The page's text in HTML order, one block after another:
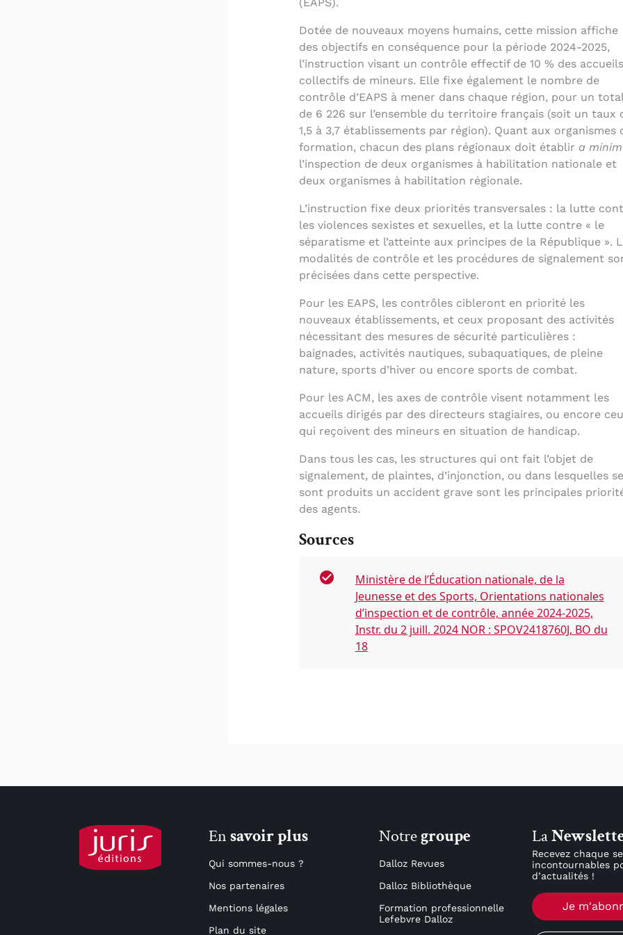
Dotée de nouveaux moyens humains, cette mission affiche
des objectifs en conséquence pour la période 2024-2025,
l’instruction visant un contrôle effectif de 10 % des accueils
collectifs de mineurs. Elle fixe également le nombre de
contrôle d’EAPS à mener dans chaque région, pour un total
de 6 226 sur l’ensemble du territoire français (soit un taux
1,5 à 3,7 établissements par région). Quant aux organismes
formation, chacun des plans régionaux doit établir a
l’inspection de deux organismes à habilitation nationale et
deux organismes à habilitation régionale.
L’instruction fixe deux priorités transversales : la lutte
les violences sexistes et sexuelles, et la lutte contre « le
séparatisme et l’atteinte aux principes de la République ».
modalités de contrôle et les procédures de signalement
précisées dans cette perspective.
Pour les EAPS, les contrôles cibleront en priorité les
nouveaux établissements, et ceux proposant des activités
nécessitant des mesures de sécurité particulières :
baignades, activités nautiques, subaquatiques, de pleine
nature, sports d’hiver ou encore sports de combat.
Pour les ACM, les axes de contrôle visent notamment les
accueils dirigés par des directeurs stagiaires, ou encore
qui reçoivent des mineurs en situation de handicap.
Dans tous les cas, les structures qui ont fait l’objet de
signalement, de plaintes, d’injonction, ou dans lesquelles se
sont produits un accident grave sont les principales
des agents.
Sources
Ministère de l’Éducation nationale, de la
Jeunesse et des Sports, Orientations nationales
d’inspection et de contrôle, année 2024-2025,
Instr. du 2 juill. 2024 NOR : SPOV2418760J, BO du
18
Ensavoir plus
Qui sommes-nous ?
Nos partenaires
Mentions légales
Plan du site
Notregroupe
Dalloz Revues
Dalloz Bibliothèque
Formation professionnelle
Lefebvre Dalloz
La
Recevez chaque
incontournables
d’actualités !
Je